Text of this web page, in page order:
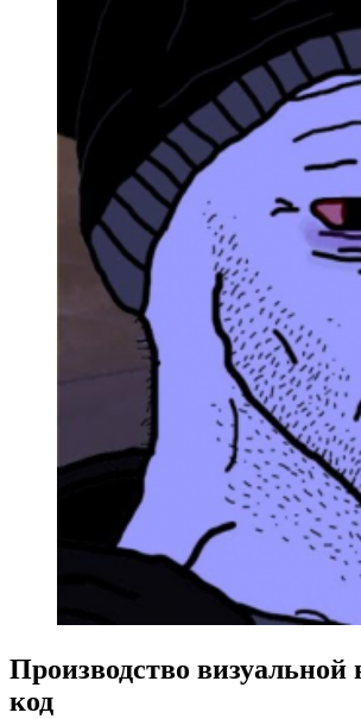
Производство визуальной
код